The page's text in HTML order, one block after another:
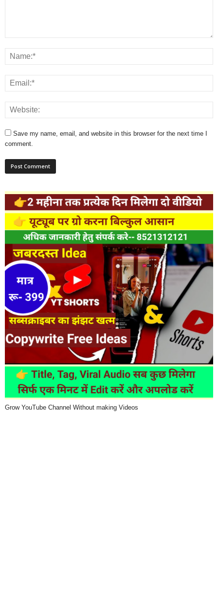
Save my name, email, and website in this browser for the next time I
comment.
Grow YouTube Channel Without making Videos